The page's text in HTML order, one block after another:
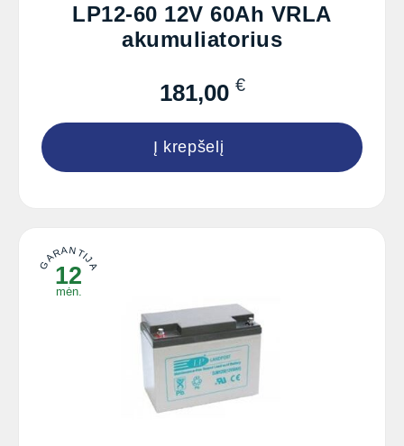
LP12-60 12V 60Ah VRLA
akumuliatorius
181,00 €
Į krepšelį
GARANTIJA
12
mėn.